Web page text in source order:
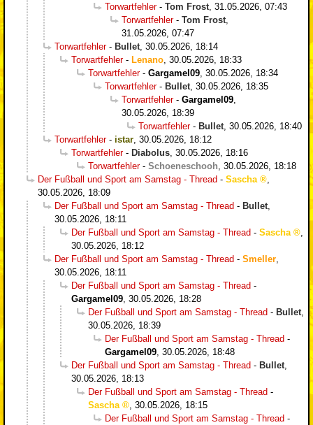
Torwartfehler- Tom Frost 31.05.2026, 07:43
Torwartfehler- Tom Frost
31.05.2026, 07:47
Torwartfehler- Bullet 30.05.2026, 18:14
Torwartfehler- Lenano 30.05.2026, 18:33
Torwartfehler- Gargamel09 30.05.2026, 18:34
Torwartfehler- Bullet 30.05.2026, 18:35
Torwartfehler- Gargamel09
30.05.2026, 18:39
Torwartfehler- Bullet 30.05.2026, 18:40
Torwartfehler- istar 30.05.2026, 18:12
Torwartfehler- Diabolus 30.05.2026, 18:16
Torwartfehler- Schoeneschooh 30.05.2026, 18:18
Der Fußball und Sport am Samstag - Thread - Sascha
30.05.2026, 18:09
Der Fußball und Sport am Samstag - Thread - Bullet
30.05.2026, 18:11
Der Fußball und Sport am Samstag - Thread - Sascha
30.05.2026, 18:12
Der Fußball und Sport am Samstag - Thread - Smeller
30.05.2026, 18:11
Der Fußball und Sport am Samstag - Thread -
Gargamel09 30.05.2026, 18:28
Der Fußball und Sport am Samstag - Thread - Bullet
30.05.2026, 18:39
Der Fußball und Sport am Samstag - Thread -
Gargamel09 30.05.2026, 18:48
Der Fußball und Sport am Samstag - Thread - Bullet
30.05.2026, 18:13
Der Fußball und Sport am Samstag - Thread -
Sascha
30.05.2026, 18:15
Der Fußball und Sport am Samstag - Thread -